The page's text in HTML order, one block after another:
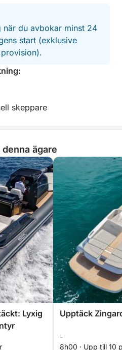
om snorkelmöjligheter,
utöver det vanliga. Detta
Medelhavets mest
i oöverträffad
begränsad tid.
Stoppen var
mycket av
ännu bättre än vi
när du avbokar minst 24
start (exklusive
skeppare
ägare
Lyxig
Upptäck
-
8h00 · Upp till 10